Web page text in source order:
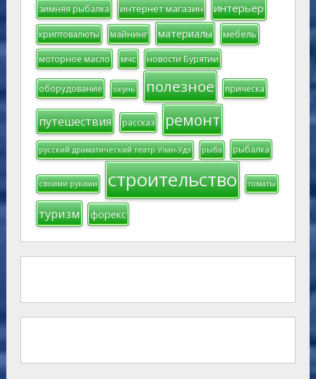
зимняя рыбалка интернет магазин интерьер
криптовалюты майнинг материалы мебель
моторное масло мчс новости Бурятии
оборудование окунь полезное прическа
путешествия рассказ ремонт
русский драматический театр Улан-Удэ рыба рыбалка
своими руками строительство томаты
туризм форекс